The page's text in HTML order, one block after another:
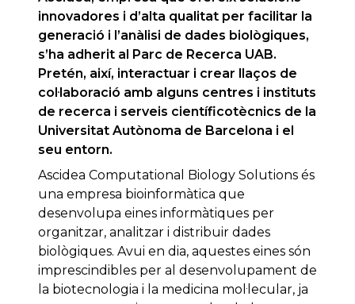
innovadores i d’alta qualitat per facilitar la
generació i l’anàlisi de dades biològiques,
s’ha adherit al Parc de Recerca UAB.
Pretén, així, interactuar i crear llaços de
col·laboració amb alguns centres i instituts
de recerca i serveis científicotècnics de la
Universitat Autònoma de Barcelona i el
seu entorn.
Ascidea Computational Biology Solutions és
una empresa bioinformàtica que
desenvolupa eines informàtiques per
organitzar, analitzar i distribuir dades
biològiques. Avui en dia, aquestes eines són
imprescindibles per al desenvolupament de
la biotecnologia i la medicina mol·lecular, ja